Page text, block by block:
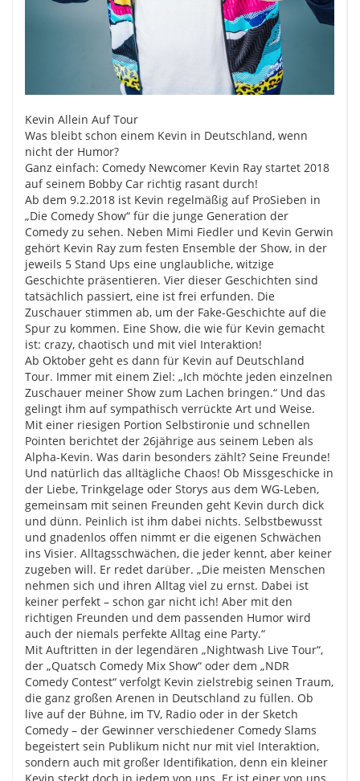
Kevin Allein Auf Tour
Was bleibt schon einem Kevin in Deutschland, wenn
nicht der Humor?
Ganz einfach: Comedy Newcomer Kevin Ray startet 2018
auf seinem Bobby Car richtig rasant durch!
Ab dem 9.2.2018 ist Kevin regelmäßig auf ProSieben in
„Die Comedy Show“ für die junge Generation der
Comedy zu sehen. Neben Mimi Fiedler und Kevin Gerwin
gehört Kevin Ray zum festen Ensemble der Show, in der
jeweils 5 Stand Ups eine unglaubliche, witzige
Geschichte präsentieren. Vier dieser Geschichten sind
tatsächlich passiert, eine ist frei erfunden. Die
Zuschauer stimmen ab, um der Fake-Geschichte auf die
Spur zu kommen. Eine Show, die wie für Kevin gemacht
ist: crazy, chaotisch und mit viel Interaktion!
Ab Oktober geht es dann für Kevin auf Deutschland
Tour. Immer mit einem Ziel: „Ich möchte jeden einzelnen
Zuschauer meiner Show zum Lachen bringen.“ Und das
gelingt ihm auf sympathisch verrückte Art und Weise.
Mit einer riesigen Portion Selbstironie und schnellen
Pointen berichtet der 26jährige aus seinem Leben als
Alpha-Kevin. Was darin besonders zählt? Seine Freunde!
Und natürlich das alltägliche Chaos! Ob Missgeschicke in
der Liebe, Trinkgelage oder Storys aus dem WG-Leben,
gemeinsam mit seinen Freunden geht Kevin durch dick
und dünn. Peinlich ist ihm dabei nichts. Selbstbewusst
und gnadenlos offen nimmt er die eigenen Schwächen
ins Visier. Alltagsschwächen, die jeder kennt, aber keiner
zugeben will. Er redet darüber. „Die meisten Menschen
nehmen sich und ihren Alltag viel zu ernst. Dabei ist
keiner perfekt – schon gar nicht ich! Aber mit den
richtigen Freunden und dem passenden Humor wird
auch der niemals perfekte Alltag eine Party.“
Mit Auftritten in der legendären „Nightwash Live Tour“,
der „Quatsch Comedy Mix Show“ oder dem „NDR
Comedy Contest“ verfolgt Kevin zielstrebig seinen Traum,
die ganz großen Arenen in Deutschland zu füllen. Ob
live auf der Bühne, im TV, Radio oder in der Sketch
Comedy – der Gewinner verschiedener Comedy Slams
begeistert sein Publikum nicht nur mit viel Interaktion,
sondern auch mit großer Identifikation, denn ein kleiner